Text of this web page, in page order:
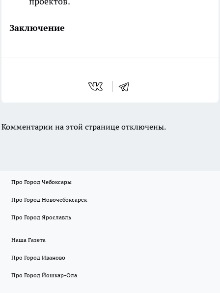
Заключение
Комментарии на этой странице отключены.
Про Город Чебоксары
Про Город Новочебоксарск
Про Город Ярославль
Наша Газета
Про Город Иваново
Про Город Йошкар-Ола